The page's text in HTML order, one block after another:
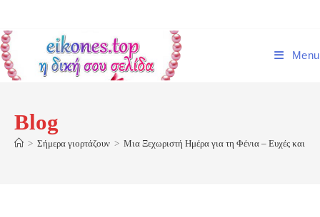
content
Menu
Blog
> Σήμερα γιορτάζουν > Μια Ξεχωριστή Ημέρα για τη Φένια – Ευχές και